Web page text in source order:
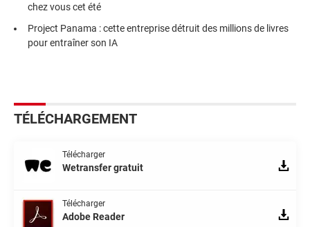
chez vous cet été
Project Panama : cette entreprise détruit des millions de livres
pour entraîner son IA
TÉLÉCHARGEMENT
Télécharger
Wetransfer gratuit
Télécharger
Adobe Reader